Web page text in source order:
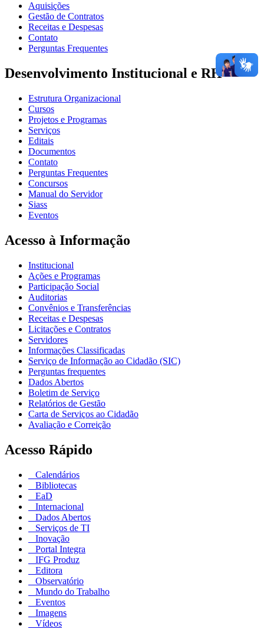
Aquisições
Gestão de Contratos
Receitas e Despesas
Contato
Perguntas Frequentes
Desenvolvimento Institucional e RH
Estrutura Organizacional
Cursos
Projetos e Programas
Serviços
Editais
Documentos
Contato
Perguntas Frequentes
Concursos
Manual do Servidor
Siass
Eventos
Acesso à Informação
Institucional
Ações e Programas
Participação Social
Auditorias
Convênios e Transferências
Receitas e Despesas
Licitações e Contratos
Servidores
Informações Classificadas
Serviço de Informação ao Cidadão (SIC)
Perguntas frequentes
Dados Abertos
Boletim de Serviço
Relatórios de Gestão
Carta de Serviços ao Cidadão
Avaliação e Correição
Acesso Rápido
Calendários
Bibliotecas
EaD
Internacional
Dados Abertos
Serviços de TI
Inovação
Portal Integra
IFG Produz
Editora
Observatório
Mundo do Trabalho
Eventos
Imagens
Vídeos